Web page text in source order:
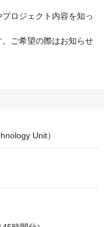
ロジェクト内容を知っ
ご希望の際はお知らせ
Unit）